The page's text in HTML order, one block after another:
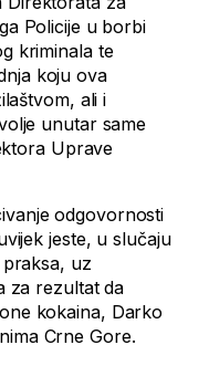
Policije u borbi
kriminala te
koju ova
ali i
unutar same
Uprave
odgovornosti
jeste, u slučaju
praksa, uz
za rezultat da
kokaina, Darko
Crne Gore.